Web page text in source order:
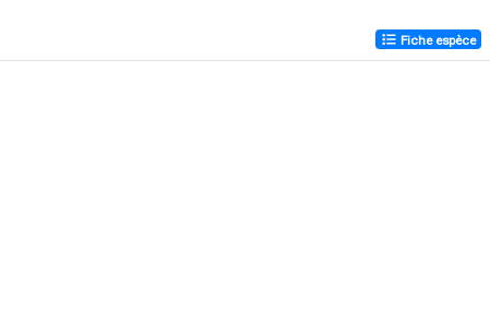
Fiche espèce